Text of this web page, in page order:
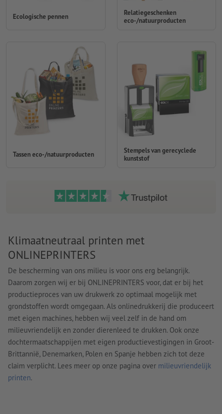
Ecologische pennen
Relatiegeschenken
eco-/natuurproducten
Tassen eco-/natuurproducten
Stempels van gerecyclede
kunststof
Klimaatneutraal printen met
ONLINEPRINTERS
De bescherming van ons milieu is voor ons erg belangrijk.
Daarom zorgen wij er bij ONLINEPRINTERS voor, dat er bij het
productieproces van uw drukwerk zo optimaal mogelijk met
grondstoffen wordt omgegaan. Als onlinedrukkerij die produceert
met eigen machines, hebben wij veel zelf in de hand om
milieuvriendelijk en zonder dierenleed te drukken. Ook onze
dochtermaatschappijen met eigen productievestigingen in Groot-
Brittannië, Denemarken, Polen en Spanje hebben zich tot deze
claim verplicht. Lees meer op onze pagina over milieuvriendelijk
printen.